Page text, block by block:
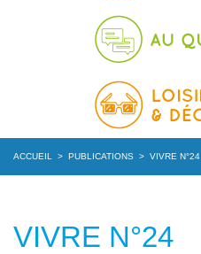
ACCUEIL > PUBLICATIONS > VIVRE N°24
VIVRE N°24